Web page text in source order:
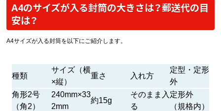
A4のサイズが入る封筒の大きさは？郵送代の目
安は？
A4サイズが入る封筒を以下にご紹介します。
種類
サイズ（横
×縦）
重さ 入れ方
定型・定形
外
角形2号
（角2）
240mm×33
2mm
約15g
そのまま入
る
定形外
（規格内）